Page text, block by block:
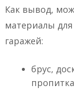
Как вывод,
материалы
гаражей:
брус,